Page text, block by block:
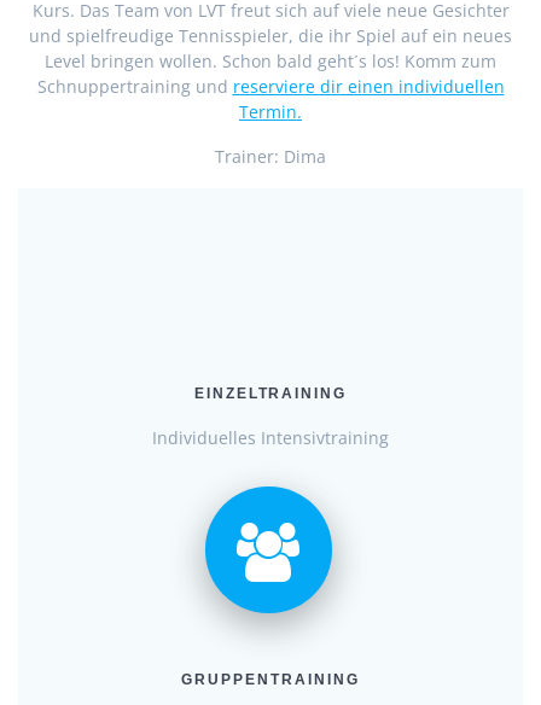
Kurs. Das Team von LVT freut sich auf viele neue Gesichter
und spielfreudige Tennisspieler, die ihr Spiel auf ein neues
Level bringen wollen. Schon bald geht´s los! Komm zum
Schnuppertraining und reserviere dir einen individuellen
Termin.
Trainer: Dima
EINZELTRAINING
Individuelles Intensivtraining
GRUPPENTRAINING